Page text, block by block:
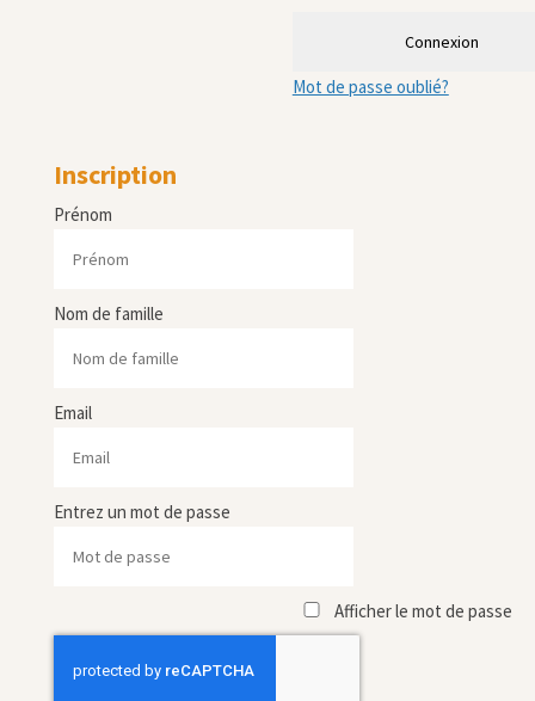
Connexion
Mot de passe oublié?
Inscription
Prénom
Nom de famille
Email
Entrez un mot de passe
Afficher le mot de passe